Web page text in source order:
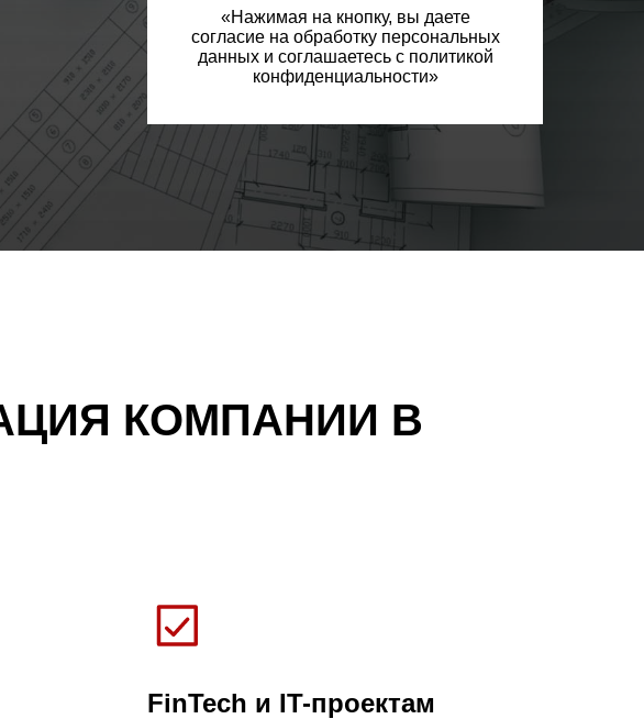
«Нажимая на кнопку, вы даете
согласие на обработку персональных
данных и соглашаетесь c политикой
конфиденциальности»
КОМПАНИИ В
FinTech и IT-проектам